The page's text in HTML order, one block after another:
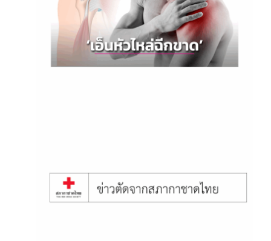
บทความเรื่อง เสี่ยงเอ็นหัวไหล่
ฉีกขาด